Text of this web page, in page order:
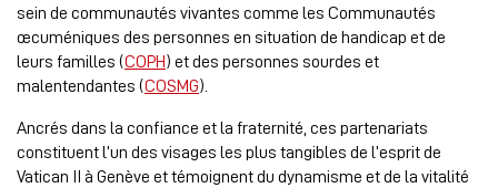
sein de communautés vivantes comme les Communautés
œcuméniques des personnes en situation de handicap et de
leurs familles (COPH) et des personnes sourdes et
malentendantes (COSMG).
Ancrés dans la confiance et la fraternité, ces partenariats
constituent l’un des visages les plus tangibles de l’esprit de
Vatican II à Genève et témoignent du dynamisme et de la vitalité